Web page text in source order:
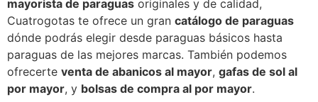
mayorista de paraguas originales y de calidad,
Cuatrogotas te ofrece un gran catálogo de paraguas
dónde podrás elegir desde paraguas básicos hasta
paraguas de las mejores marcas. También podemos
ofrecerte venta de abanicos al mayor, gafas de sol al
por mayor, y bolsas de compra al por mayor.